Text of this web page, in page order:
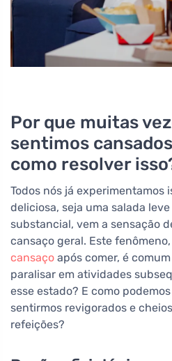
Por que muitas
sentimos
como resolver
Todos nós já experimentamos
deliciosa, seja uma salada
substancial, vem a sensação
cansaço geral. Este
cansaço após comer, é
paralisar em atividades
esse estado? E como
sentirmos revigorados e
refeições?